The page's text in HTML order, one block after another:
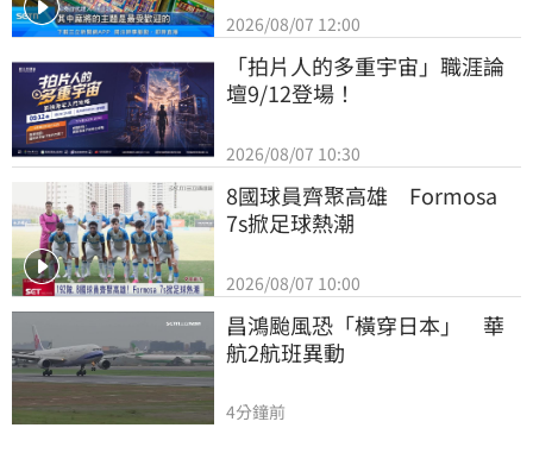
2026/08/07 12:00
「拍片人的多重宇宙」職涯論
壇9/12登場！
2026/08/07 10:30
8國球員齊聚高雄　Formosa
7s掀足球熱潮
2026/08/07 10:00
昌鴻颱風恐「橫穿日本」　華
航2航班異動
4分鐘前